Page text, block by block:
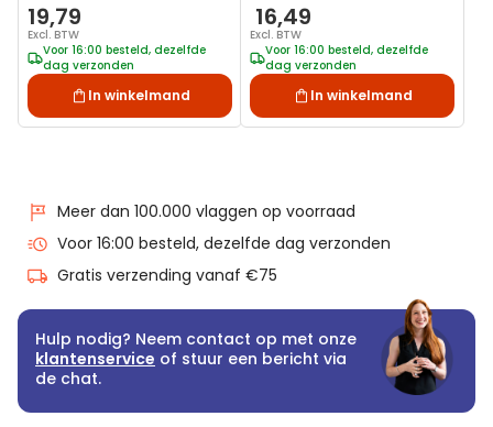
19,79
Excl. BTW
Voor 16:00 besteld, dezelfde
dag verzonden
In winkelmand
16,49
Excl. BTW
Voor 16:00 besteld, dezelfde
dag verzonden
In winkelmand
Meer dan 100.000 vlaggen op voorraad
Voor 16:00 besteld, dezelfde dag verzonden
Gratis verzending vanaf €75
Hulp nodig? Neem contact op met onze
klantenservice of stuur een bericht via
de chat.